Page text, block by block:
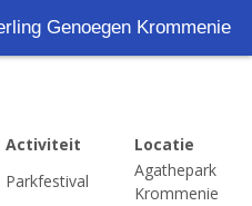
Genoegen Krommenie
Activiteit
Locatie
Parkfestival
Agathepark
Krommenie